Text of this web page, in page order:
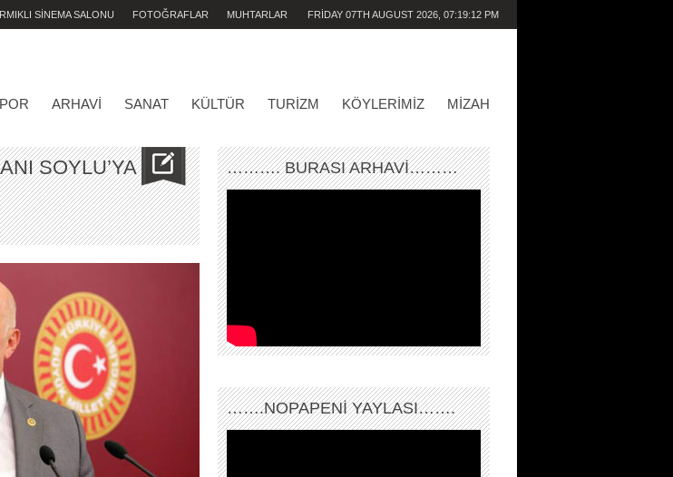
SİNEMA SALONU FOTOĞRAFLAR MUHTARLAR FRIDAY 07TH AUGUST 2026, 07:19:12 PM
ARHAVI SANAT KÜLTÜR TURIZM KÖYLERIMIZ MIZAH
SOYLU’YA
………. BURASI ARHAVİ………
…….NOPAPENİ YAYLASI…….